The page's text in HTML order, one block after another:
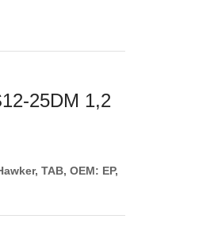
25DM 1,2
TAB, OEM: EP,